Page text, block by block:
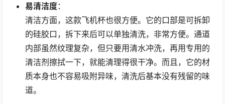
易清洁度：
清洁方面，这款飞机杯也很方便。它的口部是可拆卸
的硅胶口，拆下来后可以单独清洗，非常方便。通道
内部虽然纹理复杂，但只要用清水冲洗，再用专用的
清洁剂擦拭一下，就能清理得很干净。而且，它的材
质本身也不容易吸附异味，清洗后基本没有残留的味
道。